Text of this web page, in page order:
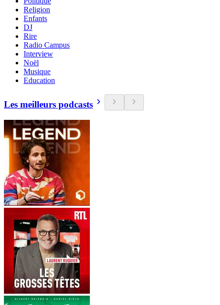
Religion
Enfants
DJ
Rire
Radio Campus
Interview
Noël
Musique
Education
Les meilleurs podcasts